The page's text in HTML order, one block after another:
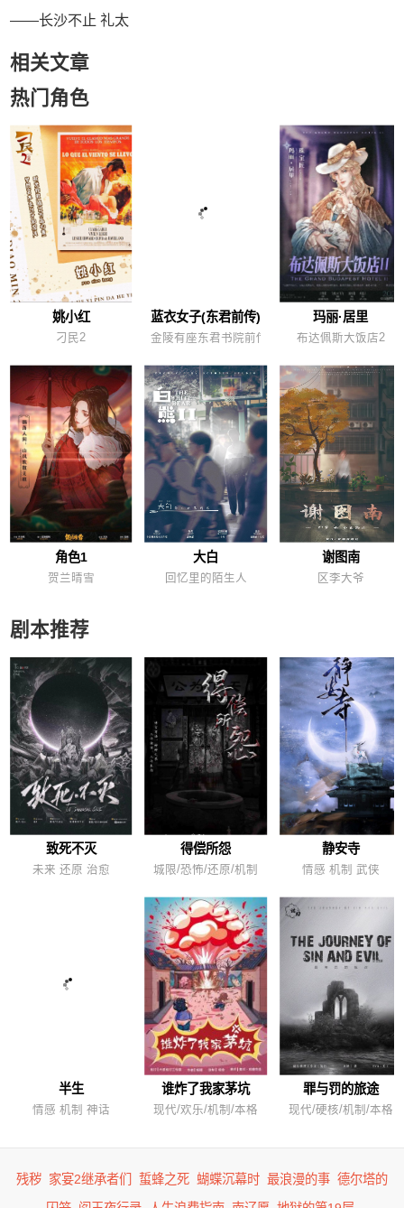
——长沙不止 礼太
相关文章
热门角色
姚小红
刁民2
蓝衣女子(东君前传)
金陵有座东君书院前传
玛丽·居里
布达佩斯大饭店2
角色1
贺兰晴雪
大白
回忆里的陌生人
谢图南
区李大爷
剧本推荐
致死不灭
未来 还原 治愈
得偿所怨
城限/恐怖/还原/机制
静安寺
情感 机制 武侠
半生
情感 机制 神话
谁炸了我家茅坑
现代/欢乐/机制/本格
罪与罚的旅途
现代/硬核/机制/本格
残秽 家宴2继承者们 蜇蜂之死 蝴蝶沉幕时 最浪漫的事 德尔塔的